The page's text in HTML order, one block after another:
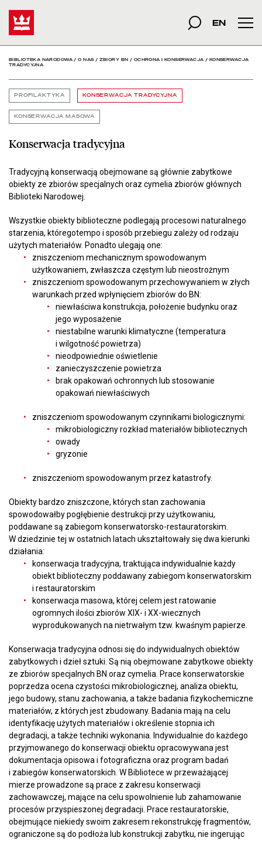
Konserwacja tradycyjna
szukana fraza
Szukaj
EN
BIBLIOTEKA NARODOWA/O NAS/ ZBIORY BN / OCHRONA I KONSERWACJA / KONSERWACJA
TRADYCYJNA
PROFILAKTYKA KONSERWACJA TRADYCYJNA
KONSERWACJA MASOWA
Konserwacja tradycyjna
Tradycyjną konserwacją obejmowane są głównie zabytkowe
obiekty ze zbiorów specjalnych oraz cymelia zbiorów głównych
Biblioteki Narodowej.
Wszystkie obiekty biblioteczne podlegają procesowi naturalnego
starzenia, któregotempo i sposób przebiegu zależy od rodzaju
użytych materiałów. Ponadto ulegają one:
zniszczeniom mechanicznym spowodowanym
użytkowaniem, zwłaszcza częstym lub nieostrożnym
zniszczeniom spowodowanym przechowywaniem w złych
warunkach przed wpłynięciem zbiorów do BN:
niewłaściwa konstrukcja, położenie budynku oraz
jego wyposażenie
niestabilne warunki klimatyczne (temperatura
i wilgotność powietrza)
nieodpowiednie oświetlenie
zanieczyszczenie powietrza
brak opakowań ochronnych lub stosowanie
opakowań niewłaściwych
zniszczeniom spowodowanym czynnikami biologicznymi:
mikrobiologiczny rozkład materiałów bibliotecznych
owady
gryzonie
zniszczeniom spowodowanym przez katastrofy.
Obiekty bardzo zniszczone, których stan zachowania
spowodowałby pogłębienie destrukcji przy użytkowaniu,
poddawane są zabiegom konserwatorsko-restauratorskim.
W dziedzinie tej w ostatnich latach ukształtowały się dwa kierunki
działania:
konserwacja tradycyjna, traktująca indywidualnie każdy
obiekt biblioteczny poddawany zabiegom konserwatorskim
i restauratorskim
konserwacja masowa, której celem jest ratowanie
ogromnych ilości zbiorów XIX- i XX-wiecznych
wyprodukowanych na nietrwałym tzw. kwaśnym papierze.
Konserwacja tradycyjna odnosi się do indywidualnych obiektów
zabytkowych i dzieł sztuki. Są nią obejmowane zabytkowe obiekty
ze zbiorów specjalnych BN oraz cymelia. Prace konserwatorskie
poprzedza ocena czystości mikrobiologicznej, analiza obiektu,
jego budowy, stanu zachowania, a także badania fizykochemiczne
materiałów, z których jest zbudowany. Badania mają na celu
identyfikację użytych materiałów i określenie stopnia ich
degradacji, a także techniki wykonania. Indywidualnie do każdego
przyjmowanego do konserwacji obiektu opracowywana jest
dokumentacja opisowa i fotograficzna oraz program badań
i zabiegów konserwatorskich. W Bibliotece w przeważającej
mierze prowadzone są prace z zakresu konserwacji
zachowawczej, mające na celu spowolnienie lub zahamowanie
procesów przyspieszonej degradacji. Prace restauratorskie,
obejmujące niekiedy swoim zakresem rekonstrukcję fragmentów,
ograniczone są do podłoża lub konstrukcji zabytku, nie ingerując